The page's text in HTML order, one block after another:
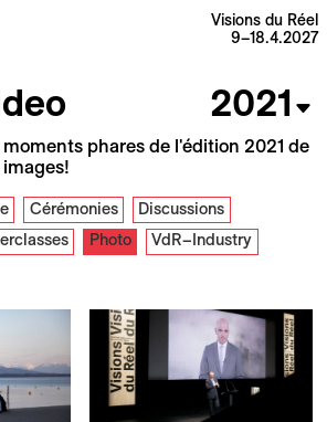
Visions du Réel
9–18.4.2027
2021
phares de l'édition 2021 de
Cérémonies
Discussions
Photo
VdR–Industry